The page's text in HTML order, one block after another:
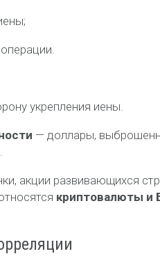
укрепления иены.
— доллары,
акции развивающихся
криптовалюты и